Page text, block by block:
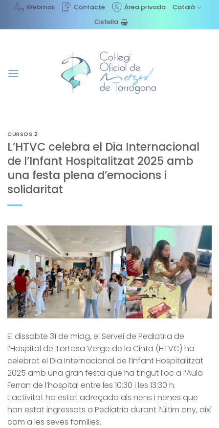
content
Webmail Contacte Àrea privada
Català
Cistella
CURSOS 2
L’HTVC celebra el Dia Internacional
de l’Infant Hospitalitzat 2025 amb
una festa plena d’emocions i
solidaritat
El dissabte 31 de miag, el Servei de Pediatria de
l’Hospital de Tortosa Verge de la Cinta (HTVC) ha
celebrat el Dia Internacional de l’Infant Hospitalitzat
2025 amb una gran festa que ha tingut lloc a l’Aula
Ferran de l’hospital entre les 10:30 i les 13:30 h.
L’activitat ha estat adreçada als nens i nenes que
han estat ingressats a Pediatria durant l’últim any, així
com a les seves famílies.